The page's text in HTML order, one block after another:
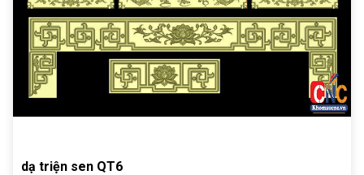
dạ triện sen QT6